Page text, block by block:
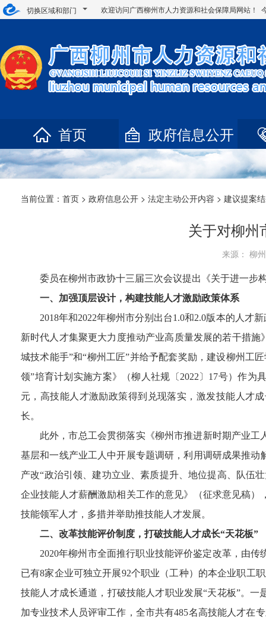
切换区域和部门 欢迎访问广西柳州市人力资源和社会保障局网站！
首页 政府信息公开
当前位置： 首页 > 政府信息公开 > 法定主动公开内容 > 建议提案
关于对柳州
来源： 柳
委员在柳州市政协十三届三次会议提出《关于进一步
一、加强顶层设计，构建技能人才激励政策体系
2018年和2022年柳州市分别出台1.0和2.0版本的人才
新时代人才集聚更大力度推动产业高质量发展的若干措
城技术能手”和“柳州工匠”并给予配套奖励，建设柳州工
领”培育计划实施方案》（柳人社规〔2022〕17号）作
元，高技能人才激励政策得到兑现落实，激发技能人才
长。
此外，市总工会贯彻落实《柳州市推进新时期产业
基层和一线产业工人中开展专题调研，利用调研成果推
产改“政治引领、建功立业、素质提升、地位提高、队伍
企业技能人才薪酬激励相关工作的意见》（征求意见稿
技能领军人才，多措并举助推技能人才发展。
二、改革技能评价制度，打破技能人才成长“天花板”
2020年柳州市全面推行职业技能评价鉴定改革，由
已有8家企业可独立开展92个职业（工种）的本企业职工
技能人才成长通道，打破技能人才职业发展“天花板”。
加专业技术人员评审工作，全市共有485名高技能人才在